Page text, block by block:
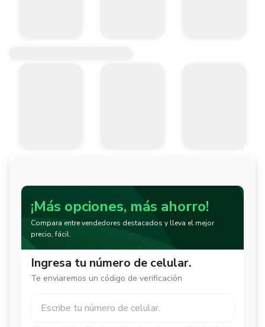
¡Más opciones, más ahorro!
Compara entre vendedores destacados y lleva el mejor
precio, fácil.
Ingresa tu número de celular.
Te enviaremos un código de verificación